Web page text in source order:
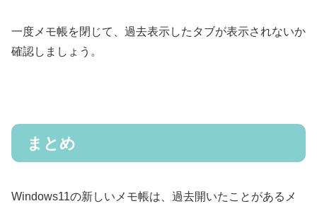
一度メモ帳を閉じて、過去表示したタブが表示されないか
確認しましょう。
まとめ
Windows11の新しいメモ帳は、過去開いたことがあるメ